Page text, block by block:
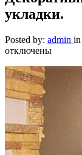
укладки.
Posted by: admin in
отключены